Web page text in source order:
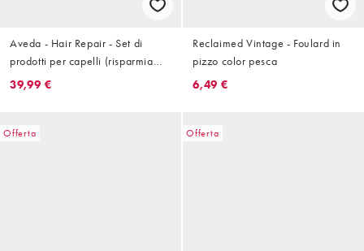
Aveda - Hair Repair - Set di
prodotti per capelli (risparmia
47%)
39,99 €
Reclaimed Vintage - Foulard in
pizzo color pesca
6,49 €
Offerta Offerta